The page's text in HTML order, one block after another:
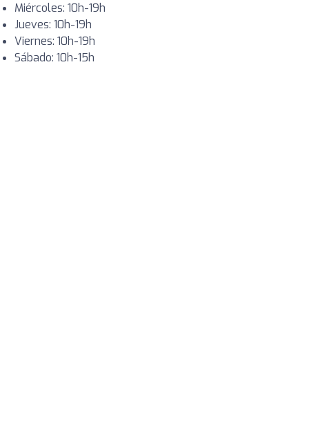
Miércoles: 10h-19h
Jueves: 10h-19h
Viernes: 10h-19h
Sábado: 10h-15h